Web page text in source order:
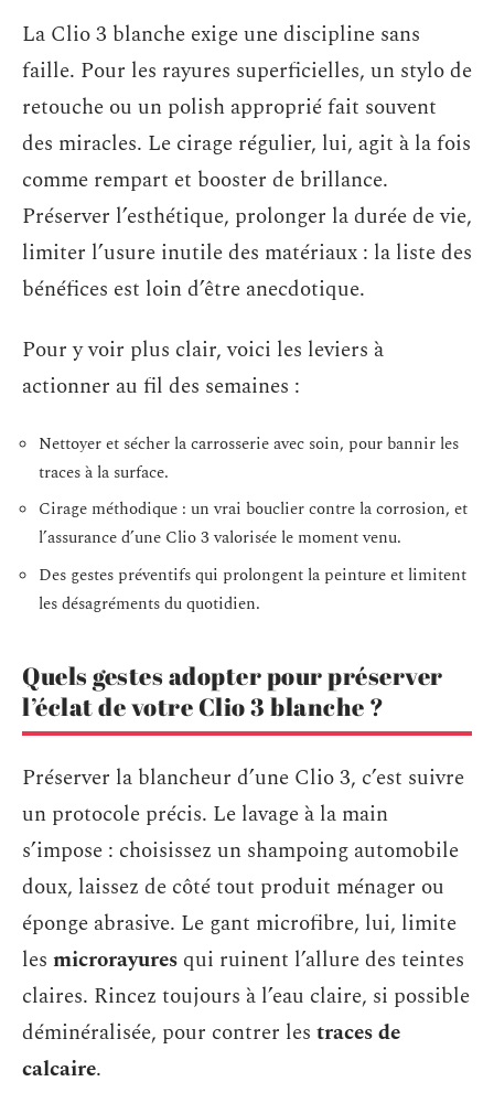
La Clio 3 blanche exige une discipline sans
faille. Pour les rayures superficielles, un stylo de
retouche ou un polish approprié fait souvent
des miracles. Le cirage régulier, lui, agit à la fois
comme rempart et booster de brillance.
Préserver l’esthétique, prolonger la durée de vie,
limiter l’usure inutile des matériaux : la liste des
bénéfices est loin d’être anecdotique.
Pour y voir plus clair, voici les leviers à
actionner au fil des semaines :
Nettoyer et sécher la carrosserie avec soin, pour bannir les
traces à la surface.
Cirage méthodique : un vrai bouclier contre la corrosion, et
l’assurance d’une Clio 3 valorisée le moment venu.
Des gestes préventifs qui prolongent la peinture et limitent
les désagréments du quotidien.
Quels gestes adopter pour préserver
l’éclat de votre Clio 3 blanche ?
Préserver la blancheur d’une Clio 3, c’est suivre
un protocole précis. Le lavage à la main
s’impose : choisissez un shampoing automobile
doux, laissez de côté tout produit ménager ou
éponge abrasive. Le gant microfibre, lui, limite
les microrayures qui ruinent l’allure des teintes
claires. Rincez toujours à l’eau claire, si possible
déminéralisée, pour contrer les traces de
calcaire.